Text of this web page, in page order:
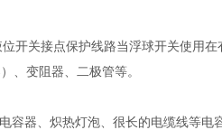
开关接点保护线路当浮球开关使用在
、变阻器、二极管等。
器、炽热灯泡、很长的电缆线等电